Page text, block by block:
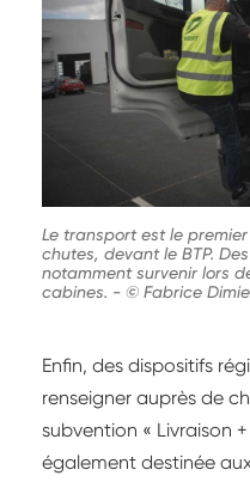
Le transport est le
chutes, devant le BTP.
notamment survenir lors
cabines. - © Fabrice
Enfin, des dispositifs
renseigner auprès de
subvention « Livraison
également destinée